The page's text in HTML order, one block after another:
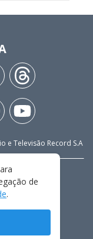
e Televisão Record S.A
de
.